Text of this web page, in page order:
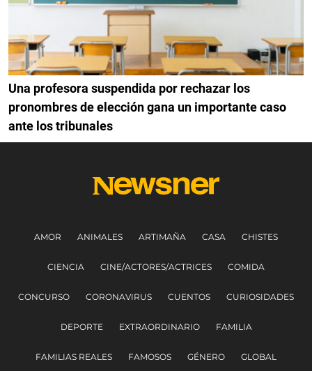
Una profesora suspendida por rechazar los
pronombres de elección gana un importante caso
ante los tribunales
AMOR ANIMALES ARTIMAÑA CASA CHISTES
CIENCIA CINE/ACTORES/ACTRICES COMIDA
CONCURSO CORONAVIRUS CUENTOS CURIOSIDADES
DEPORTE EXTRAORDINARIO FAMILIA
FAMILIAS REALES FAMOSOS GÉNERO GLOBAL